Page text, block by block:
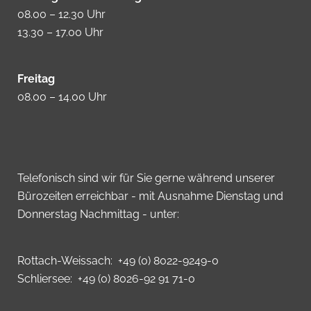
08.00 – 12.30 Uhr
13.30 – 17.00 Uhr
Freitag
08.00 – 14.00 Uhr
Telefonisch sind wir für Sie gerne während unserer
Bürozeiten erreichbar - mit Ausnahme Dienstag und
Donnerstag Nachmittag - unter:
Rottach-Weissach: +49 (0) 8022-9249-0
Schliersee: +49 (0) 8026-92 91 71-0